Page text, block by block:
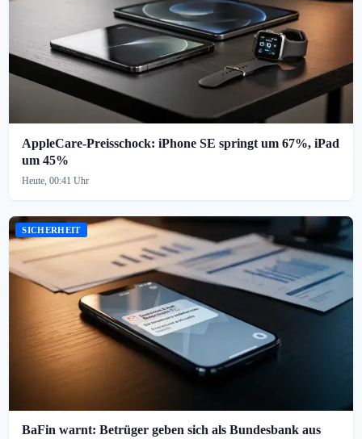
AppleCare-Preisschock: iPhone SE springt um 67%, iPad
um 45%
Heute, 00:41 Uhr
SICHERHEIT
BaFin warnt: Betrüger geben sich als Bundesbank aus